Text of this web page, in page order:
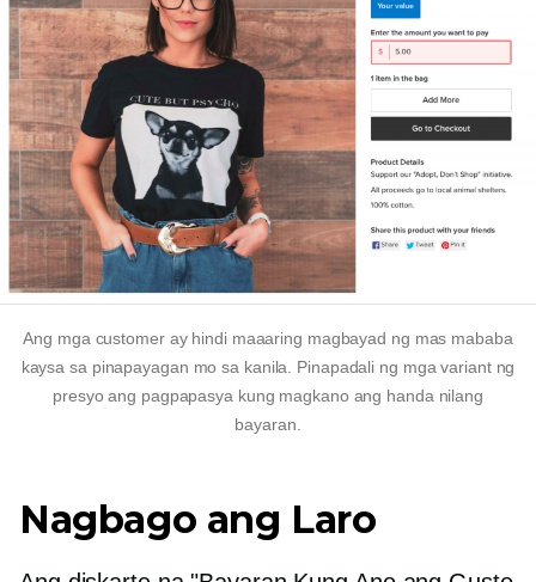
Ang mga customer ay hindi maaaring magbayad ng mas mababa
kaysa sa pinapayagan mo sa kanila. Pinapadali ng mga variant ng
presyo ang pagpapasya kung magkano ang handa nilang
bayaran.
Nagbago ang Laro